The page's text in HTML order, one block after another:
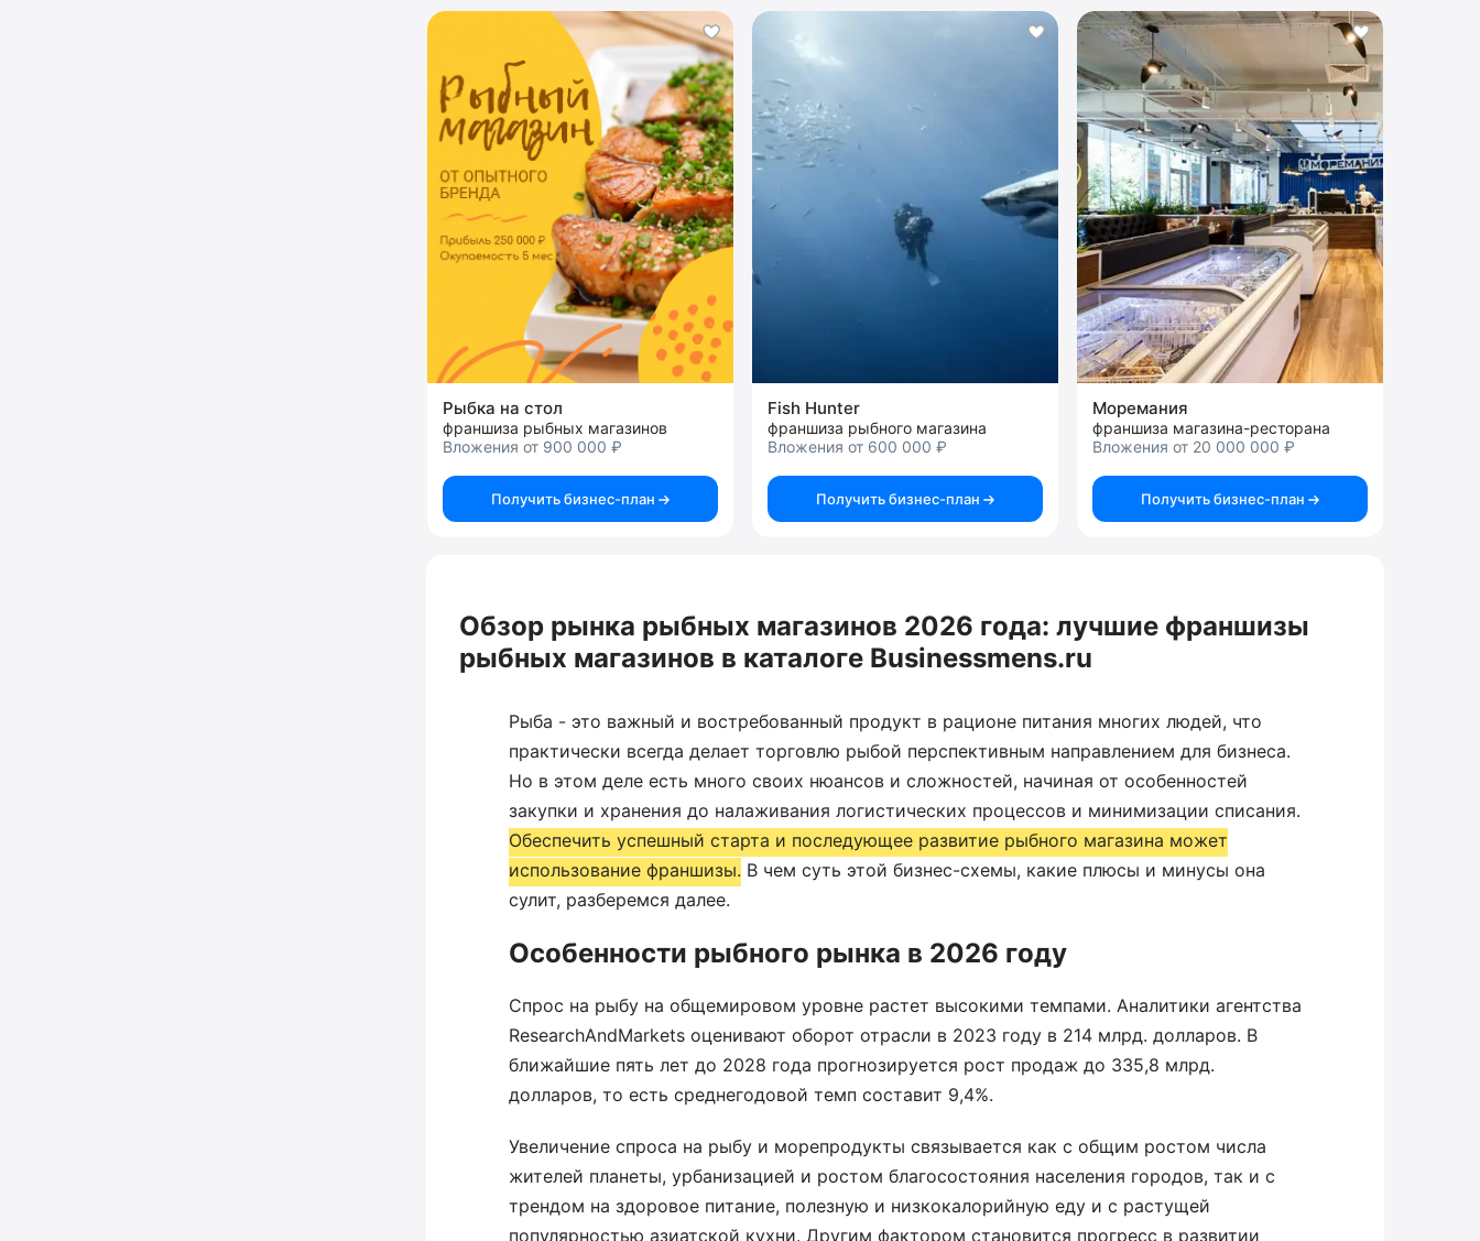
Рыбка на стол
франшиза рыбных магазинов
Вложения от 900 000 ₽
Получить бизнес-план
Fish Hunter
франшиза рыбного магазина
Вложения от 600 000 ₽
Получить бизнес-план
Моремания
франшиза магазина-ресторана
Вложения от 20 000 000 ₽
Получить бизнес-план
Обзор рынка рыбных магазинов 2026 года: лучшие франшизы
рыбных магазинов в каталоге Businessmens.ru
Рыба - это важный и востребованный продукт в рационе питания многих людей, что
практически всегда делает торговлю рыбой перспективным направлением для бизнеса.
Но в этом деле есть много своих нюансов и сложностей, начиная от особенностей
закупки и хранения до налаживания логистических процессов и минимизации списания.
Обеспечить успешный старта и последующее развитие рыбного магазина может
использование франшизы. В чем суть этой бизнес-схемы, какие плюсы и минусы она
сулит, разберемся далее.
Особенности рыбного рынка в 2026 году
Спрос на рыбу на общемировом уровне растет высокими темпами. Аналитики агентства
ResearchAndMarkets оценивают оборот отрасли в 2023 году в 214 млрд. долларов. В
ближайшие пять лет до 2028 года прогнозируется рост продаж до 335,8 млрд.
долларов, то есть среднегодовой темп составит 9,4%.
Увеличение спроса на рыбу и морепродукты связывается как с общим ростом числа
жителей планеты, урбанизацией и ростом благосостояния населения городов, так и с
трендом на здоровое питание, полезную и низкокалорийную еду и с растущей
популярностью азиатской кухни. Другим фактором становится прогресс в развитии